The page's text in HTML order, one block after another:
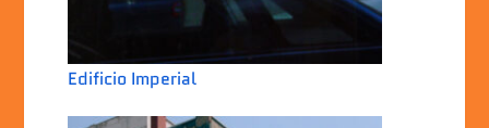
Edificio Imperial